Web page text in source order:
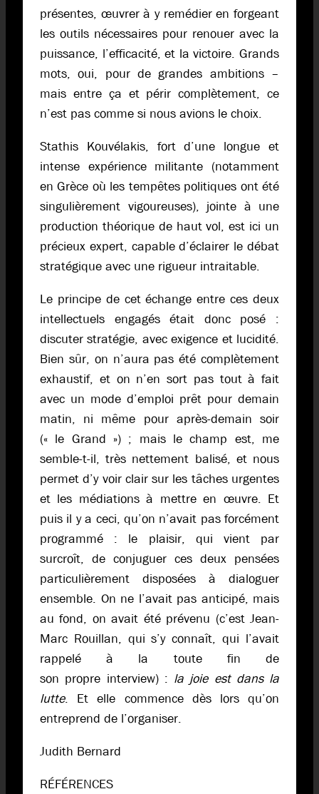
présentes, œuvrer à y remédier en forgeant
les outils nécessaires pour renouer avec la
puissance, l’efficacité, et la victoire. Grands
mots, oui, pour de grandes ambitions –
mais entre ça et périr complètement, ce
n’est pas comme si nous avions le choix.
Stathis Kouvélakis, fort d’une longue et
intense expérience militante (notamment
en Grèce où les tempêtes politiques ont été
singulièrement vigoureuses), jointe à une
production théorique de haut vol, est ici un
précieux expert, capable d’éclairer le débat
stratégique avec une rigueur intraitable.
Le principe de cet échange entre ces deux
intellectuels engagés était donc posé :
discuter stratégie, avec exigence et lucidité.
Bien sûr, on n’aura pas été complètement
exhaustif, et on n’en sort pas tout à fait
avec un mode d’emploi prêt pour demain
matin, ni même pour après-demain soir
(« le Grand ») ; mais le champ est, me
semble-t-il, très nettement balisé, et nous
permet d’y voir clair sur les tâches urgentes
et les médiations à mettre en œuvre. Et
puis il y a ceci, qu’on n’avait pas forcément
programmé : le plaisir, qui vient par
surcroît, de conjuguer ces deux pensées
particulièrement disposées à dialoguer
ensemble. On ne l’avait pas anticipé, mais
au fond, on avait été prévenu (c’est Jean-
Marc Rouillan, qui s’y connaît, qui l’avait
rappelé à la toute fin de
son propre interview) : la joie est dans la
lutte. Et elle commence dès lors qu’on
entreprend de l’organiser.
Judith Bernard
RÉFÉRENCES